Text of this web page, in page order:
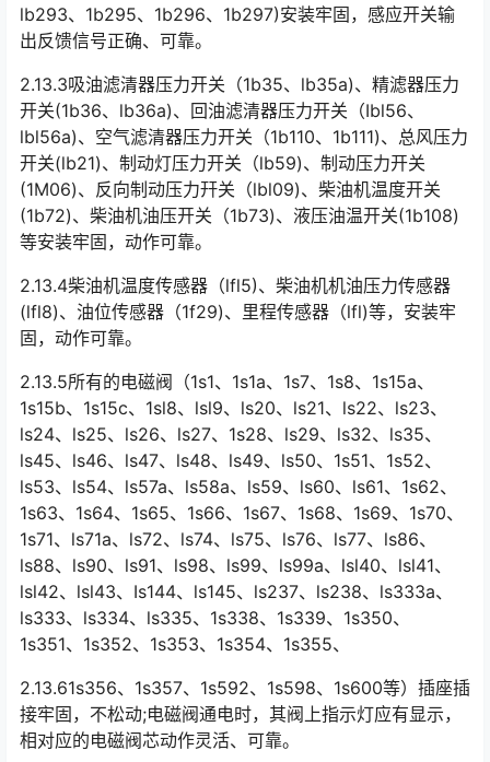
lb293、1b295、1b296、1b297)安装牢固，感应开关输
出反馈信号正确、可靠。
2.13.3吸油滤清器压力开关（1b35、lb35a)、精滤器压力
开关(1b36、lb36a)、回油滤清器压力开关（Ibl56、
lbl56a)、空气滤清器压力开关（1b110、1b111)、总风压力
开关(lb21)、制动灯压力开关（lb59)、制动压力开关
(1M06)、反向制动压力幵关（lbl09)、柴油机温度开关
(1b72)、柴油机油压开关（1b73)、液压油温开关(1b108)
等安装牢固，动作可靠。󠅅󠅃󠄵󠅂󠄪󠇖󠆨󠆨󠇕󠆞󠆒󠅬󠇘󠆭󠆘󠇙󠆝󠅵󠇗󠆭󠆁󠄐󠇗󠅹󠅸󠇖󠆍󠅳󠇖󠅹󠅰󠇖󠆌󠅹
2.13.4柴油机温度传感器（lfl5)、柴油机机油压力传感器
(lfl8)、油位传感器（1f29)、里程传感器（lfl)等，安装牢
固，动作可靠。
2.13.5所有的电磁阀（1s1、1s1a、1s7、1s8、1s15a、
1s15b、1s15c、1sl8、lsl9、ls20、ls21、ls22、ls23、
ls24、ls25、ls26、ls27、1s28、ls29、ls32、ls35、
ls45、ls46、ls47、ls48、ls49、ls50、1s51、1s52、
ls53、ls54、ls57a、ls58a、ls59、ls60、ls61、1s62、
1s63、1s64、1s65、1s66、1s67、1s68、1s69、1s70、
1s71、ls71a、ls72、ls74、ls75、ls76、ls77、ls86、
ls88、ls90、ls91、ls98、ls99、ls99a、lsl40、lsl41、
lsl42、lsl43、Is144、ls145、ls237、ls238、ls333a、
ls333、ls334、ls335、1s338、1s339、1s350、
1s351、1s352、1s353、1s354、1s355、󠅅󠅃󠄵󠅂󠄪󠇖󠆨󠆨󠇕󠆞󠆒󠅬󠇘󠆭󠆘󠇙󠆝󠅵󠇗󠆭󠆁󠄐󠇗󠅹󠅸󠇖󠆍󠅳󠇖󠅹󠅰󠇖󠆌󠅹
2.13.61s356、1s357、1s592、1s598、1s600等）插座插
接牢固，不松动;电磁阀通电时，其阀上指示灯应有显示，
相对应的电磁阀芯动作灵活、可靠。󠅅󠅃󠄵󠅂󠄪󠇖󠆨󠆨󠇕󠆞󠆒󠅬󠇘󠆭󠆘󠇙󠆝󠅵󠇗󠆭󠆁󠄐󠇗󠅹󠅸󠇖󠆍󠅳󠇖󠅹󠅰󠇖󠆌󠅹